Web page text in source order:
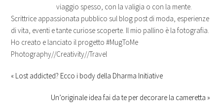
viaggio spesso, con la valigia o con la mente.
Scrittrice appassionata pubblico sul blog post di moda, esperienze
di vita, eventi e tante curiose scoperte. Il mio pallino è la fotografia.
Ho creato e lanciato il progetto #MugToMe
Photography//Creativity//Travel
« Lost addicted? Ecco i body della Dharma Initiative
Un’originale idea fai da te per decorare la cameretta »